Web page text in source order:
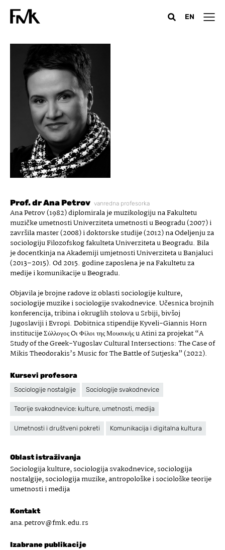
EN
Prof. dr Ana Petrov vanredna profesorka
Ana Petrov (1982) diplomirala je muzikologiju na Fakultetu
muzičke umetnosti Univerziteta umetnosti u Beogradu (2007) i
završila master (2008) i doktorske studije (2012) na Odeljenju za
sociologiju Filozofskog fakulteta Univerziteta u Beogradu. Bila
je docentkinja na Akademiji umjetnosti Univerziteta u Banjaluci
(2013–2015). Od 2015. godine zaposlena je na Fakultetu za
medije i komunikacije u Beogradu.
Objavila je brojne radove iz oblasti sociologije kulture,
sociologije muzike i sociologije svakodnevice. Učesnica brojnih
konferencija, tribina i okruglih stolova u Srbiji, bivšoj
Jugoslaviji i Evropi. Dobitnica stipendije Kyveli-Giannis Horn
institucije Σύλλογος Oι Φίλοι της Μουσικής u Atini za projekat “A
Study of the Greek-Yugoslav Cultural Intersections: The Case of
Mikis Theodorakis’s Music for The Battle of Sutjeska” (2022).
Kursevi profesora
Sociologije nostalgije Sociologije svakodnevice
Teorije svakodnevice: kulture, umetnosti, medija
Umetnosti i društveni pokreti Komunikacija i digitalna kultura
Oblast istraživanja
Sociologija kulture, sociologija svakodnevice, sociologija
nostalgije, sociologija muzike, antropološke i sociološke teorije
umetnosti i medija
Kontakt
ana.petrov@fmk.edu.rs
Izabrane publikacije